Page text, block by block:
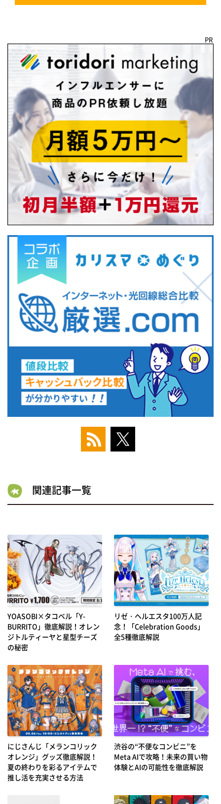
PR
関連記事一覧
YOASOBI×タコベル「Y-
BURRITO」徹底解説！オレン
ジトルティーヤと星型チーズ
の秘密
リゼ・ヘルエスタ100万人記
念！「Celebration Goods」
全5種徹底解説
にじさんじ「メランコリック
オレンジ」グッズ徹底解説！
夏の終わりを彩るアイテムで
推し活を充実させる方法
渋谷の“不便なコンビニ”を
Meta AIで攻略！未来の買い物
体験とAIの可能性を徹底解説